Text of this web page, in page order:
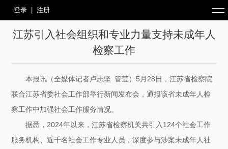
登录| 注册
江苏引入社会组织和专业力量支持未成年人
检察工作
本报讯（全媒体记者卢志坚 管莹）5月28日，江苏省检察院
联合江苏省委社会工作部举行新闻发布会，通报该省未成年人检
察工作中加强社会工作服务情况。
据悉，2024年以来，江苏省检察机关共引入124个社会工作
服务机构、近千名社会工作专业人员，深度参与涉案未成年人社